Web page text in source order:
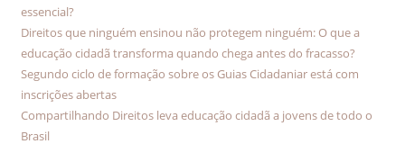
essencial?
Direitos que ninguém ensinou não protegem ninguém: O que a
educação cidadã transforma quando chega antes do fracasso?
Segundo ciclo de formação sobre os Guias Cidadaniar está com
inscrições abertas
Compartilhando Direitos leva educação cidadã a jovens de todo o
Brasil